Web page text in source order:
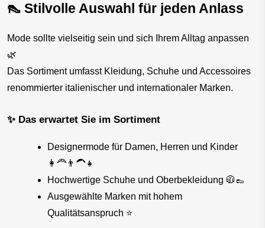
👠 Stilvolle Auswahl für jeden Anlass
Mode sollte vielseitig sein und sich Ihrem Alltag anpassen
🌿
Das Sortiment umfasst Kleidung, Schuhe und Accessoires
renommierter italienischer und internationaler Marken.
✨ Das erwartet Sie im Sortiment
Designermode für Damen, Herren und Kinder
👩‍🦰👨‍🦱👧
Hochwertige Schuhe und Oberbekleidung 🧥👞
Ausgewählte Marken mit hohem
Qualitätsanspruch ⭐